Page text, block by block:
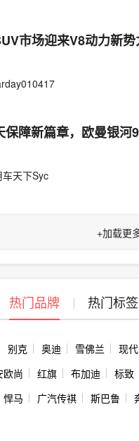
市场迎来V8动力新
保障新篇章，欧曼银河
车天下Syc
+加载更
热门品牌 热门标签
别克 奥迪 雪佛兰
现代
欧尚 红旗 布加迪
标致
悍马 广汽传祺 斯巴鲁